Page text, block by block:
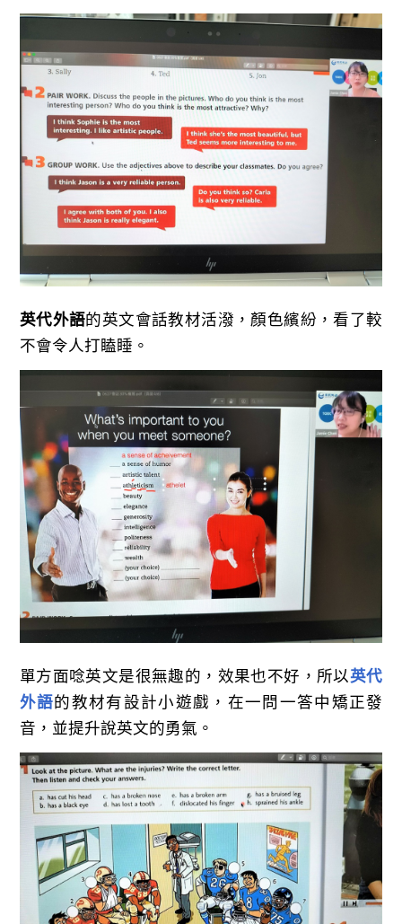
英代外語的英文會話教材活潑，顏色繽紛，看了較
不會令人打瞌睡。
單方面唸英文是很無趣的，效果也不好，所以英代
外語的教材有設計小遊戲，在一問一答中矯正發
音，並提升說英文的勇氣。